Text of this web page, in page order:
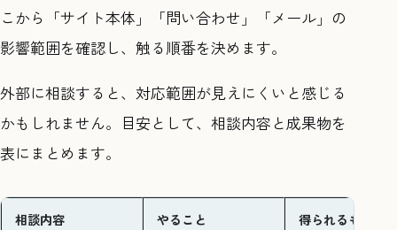
こから「サイト本体」「問い合わせ」「メール」の
影響範囲を確認し、触る順番を決めます。
外部に相談すると、対応範囲が見えにくいと感じる
かもしれません。目安として、相談内容と成果物を
表にまとめます。
相談内容 やること 得られるもの